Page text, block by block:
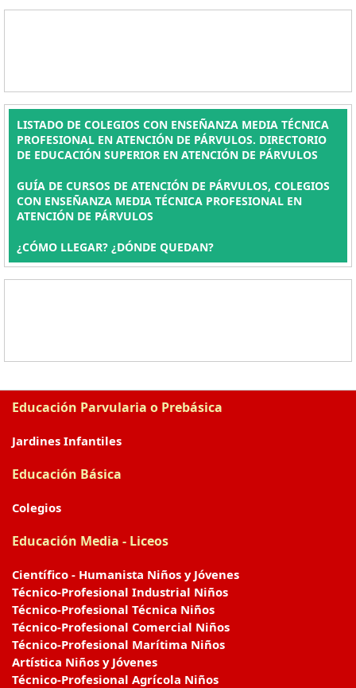
LISTADO DE COLEGIOS CON ENSEÑANZA MEDIA TÉCNICA
PROFESIONAL EN ATENCIÓN DE PÁRVULOS. DIRECTORIO
DE EDUCACIÓN SUPERIOR EN ATENCIÓN DE PÁRVULOS
GUÍA DE CURSOS DE ATENCIÓN DE PÁRVULOS, COLEGIOS
CON ENSEÑANZA MEDIA TÉCNICA PROFESIONAL EN
ATENCIÓN DE PÁRVULOS
¿CÓMO LLEGAR? ¿DÓNDE QUEDAN?
Educación Parvularia o Prebásica
Jardines Infantiles
Educación Básica
Colegios
Educación Media - Liceos
Científico - Humanista Niños y Jóvenes
Técnico-Profesional Industrial Niños
Técnico-Profesional Técnica Niños
Técnico-Profesional Comercial Niños
Técnico-Profesional Marítima Niños
Artística Niños y Jóvenes
Técnico-Profesional Agrícola Niños